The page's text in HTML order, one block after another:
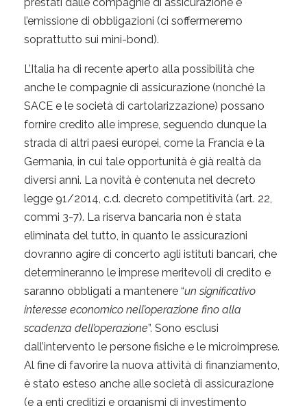
l’emissione di obbligazioni (ci soffermeremo
soprattutto sui mini-bond).
L’Italia ha di recente aperto alla possibilità che
anche le compagnie di assicurazione (nonché la
SACE e le società di cartolarizzazione) possano
fornire credito alle imprese, seguendo dunque la
strada di altri paesi europei, come la Francia e la
Germania, in cui tale opportunità è già realtà da
diversi anni. La novità è contenuta nel decreto
legge 91/2014, c.d. decreto competitività (art. 22,
commi 3-7). La riserva bancaria non è stata
eliminata del tutto, in quanto le assicurazioni
dovranno agire di concerto agli istituti bancari, che
determineranno le imprese meritevoli di credito e
saranno obbligati a mantenere “un significativo
interesse economico nell’operazione fino alla
scadenza dell’operazione”. Sono esclusi
dall’intervento le persone fisiche e le microimprese.
Al fine di favorire la nuova attività di finanziamento,
è stato esteso anche alle società di assicurazione
(e a enti creditizi e organismi di investimento